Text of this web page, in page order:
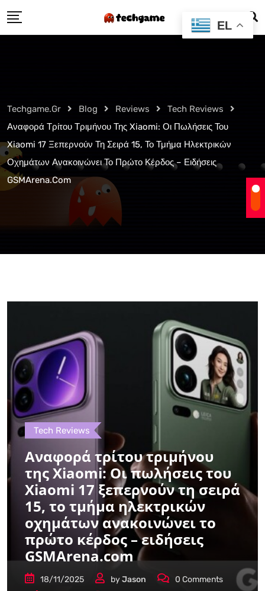
to
Techgame.gr Blog Reviews
Tech Reviews
Αναφορά Τρίτου Τριμήνου Της Xiaomi: Οι Πωλήσεις Του
Xiaomi 17 Ξεπερνούν Τη Σειρά 15, Το Τμήμα Ηλεκτρικών
Οχημάτων Ανακοινώνει Το Πρώτο Κέρδος – Ειδήσεις
GSMArena.com
Tech Reviews
Αναφορά τρίτου τριμήνου
της Xiaomi: Οι πωλήσεις του
Xiaomi 17 ξεπερνούν τη σειρά
15, το τμήμα ηλεκτρικών
οχημάτων ανακοινώνει το
πρώτο κέρδος – ειδήσεις
GSMArena.com
18/11/2025 byJason 0 Comments
EL